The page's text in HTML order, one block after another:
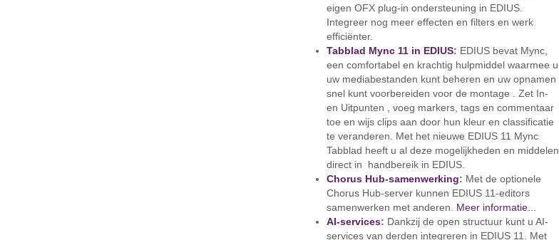
eigen OFX plug-in ondersteuning in EDIUS.
Integreer nog meer effecten en filters en werk
efficiënter.
Tabblad Mync 11 in EDIUS: EDIUS bevat Mync,
een comfortabel en krachtig hulpmiddel waarmee u
uw mediabestanden kunt beheren en uw opnamen
snel kunt voorbereiden voor de montage . Zet In-
en Uitpunten , voeg markers, tags en commentaar
toe en wijs clips aan door hun kleur en classificatie
te veranderen. Met het nieuwe EDIUS 11 Mync
Tabblad heeft u al deze mogelijkheden en middelen
direct in handbereik in EDIUS.
Chorus Hub-samenwerking: Met de optionele
Chorus Hub-server kunnen EDIUS 11-editors
samenwerken met anderen. Meer informatie...
AI-services: Dankzij de open structuur kunt u AI-
services van derden integreren in EDIUS 11. Met